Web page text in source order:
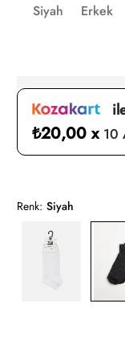
Siyah
Erkek
₺20,00 x 10
Renk: Siyah